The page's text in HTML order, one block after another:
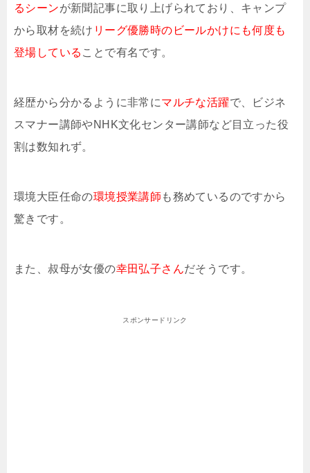
るシーンが新聞記事に取り上げられており、キャンプ
から取材を続け リーグ優勝時のビールかけにも何度も
登場している ことで有名です。
経歴から分かるように非常にマルチな活躍で、ビジネ
スマナー講師やNHK文化センター講師など目立った役
割は数知れず。
環境大臣任命の環境授業講師 も務めているのですから
驚きです。
また、叔母が女優の幸田弘子さんだそうです。
スポンサードリンク